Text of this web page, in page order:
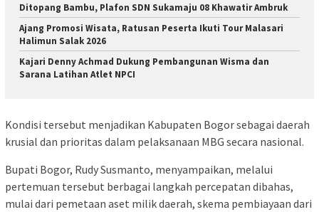
Ditopang Bambu, Plafon SDN Sukamaju 08 Khawatir Ambruk
Ajang Promosi Wisata, Ratusan Peserta Ikuti Tour Malasari
Halimun Salak 2026
Kajari Denny Achmad Dukung Pembangunan Wisma dan
Sarana Latihan Atlet NPCI
Kondisi tersebut menjadikan Kabupaten Bogor sebagai daerah
krusial dan prioritas dalam pelaksanaan MBG secara nasional.
Bupati Bogor, Rudy Susmanto, menyampaikan, melalui
pertemuan tersebut berbagai langkah percepatan dibahas,
mulai dari pemetaan aset milik daerah, skema pembiayaan dari